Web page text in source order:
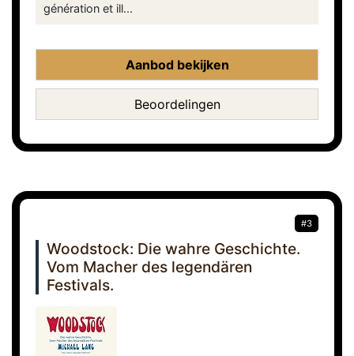
génération et ill...
Aanbod bekijken
Beoordelingen
#3
Woodstock: Die wahre Geschichte.
Vom Macher des legendären
Festivals.